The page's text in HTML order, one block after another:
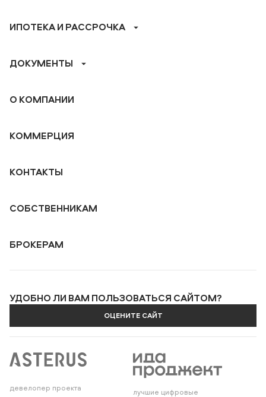
ИПОТЕКА И РАССРОЧКА
ДОКУМЕНТЫ
О КОМПАНИИ
КОММЕРЦИЯ
КОНТАКТЫ
СОБСТВЕННИКАМ
БРОКЕРАМ
УДОБНО ЛИ ВАМ ПОЛЬЗОВАТЬСЯ САЙТОМ?
ОЦЕНИТЕ САЙТ
девелопер проекта
лучшие цифровые